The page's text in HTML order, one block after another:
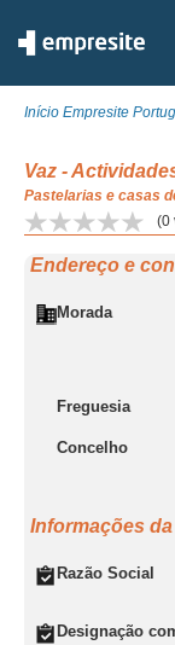
Início Empresite
Vaz -
Pastelarias e casas
(0
Endereço e
Morada
Freguesia
Concelho
Informações
Razão Social
Designação